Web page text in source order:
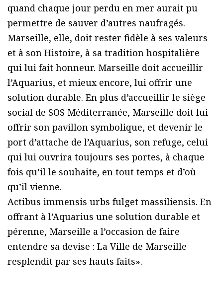
quand chaque jour perdu en mer aurait pu
permettre de sauver d’autres naufragés.
Marseille, elle, doit rester fidèle à ses valeurs
et à son Histoire, à sa tradition hospitalière
qui lui fait honneur. Marseille doit accueillir
l’Aquarius, et mieux encore, lui offrir une
solution durable. En plus d’accueillir le siège
social de SOS Méditerranée, Marseille doit lui
offrir son pavillon symbolique, et devenir le
port d’attache de l’Aquarius, son refuge, celui
qui lui ouvrira toujours ses portes, à chaque
fois qu’il le souhaite, en tout temps et d’où
qu’il vienne.
Actibus immensis urbs fulget massiliensis. En
offrant à l’Aquarius une solution durable et
pérenne, Marseille a l’occasion de faire
entendre sa devise : La Ville de Marseille
resplendit par ses hauts faits».